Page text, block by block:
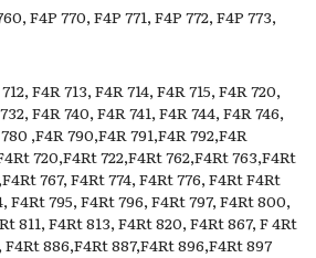
F4P 770, F4P 771, F4P 772, F4P 773,
F4R 713, F4R 714, F4R 715, F4R 720,
F4R 740, F4R 741, F4R 744, F4R 746,
,F4R 790,F4R 791,F4R 792,F4R
720,F4Rt 722,F4Rt 762,F4Rt 763,F4Rt
767, F4Rt 774, F4Rt 776, F4Rt F4Rt
F4Rt 795, F4Rt 796, F4Rt 797, F4Rt 800,
811, F4Rt 813, F4Rt 820, F4Rt 867, F 4Rt
886,F4Rt 887,F4Rt 896,F4Rt 897